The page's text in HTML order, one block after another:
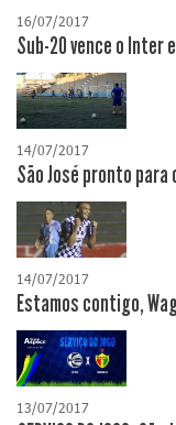
16/07/2017
Sub-20 vence o Inter
14/07/2017
São José pronto para
14/07/2017
Estamos contigo,
13/07/2017